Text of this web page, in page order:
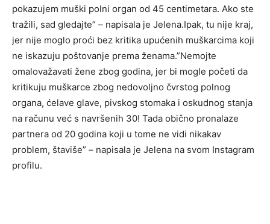
pokazujem muški polni organ od 45 centimetara. Ako ste
tražili, sad gledajte” – napisala je Jelena.Ipak, tu nije kraj,
jer nije moglo proći bez kritika upućenih muškarcima koji
ne iskazuju poštovanje prema ženama.”Nemojte
omalovažavati žene zbog godina, jer bi mogle početi da
kritikuju muškarce zbog nedovoljno čvrstog polnog
organa, ćelave glave, pivskog stomaka i oskudnog stanja
na računu već s navršenih 30! Tada obično pronalaze
partnera od 20 godina koji u tome ne vidi nikakav
problem, štaviše” – napisala je Jelena na svom Instagram
profilu.